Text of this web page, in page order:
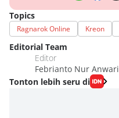
Topics
Ragnarok Online Kreon
Editorial Team
Editor
Febrianto Nur Anwari
Tonton lebih seru di